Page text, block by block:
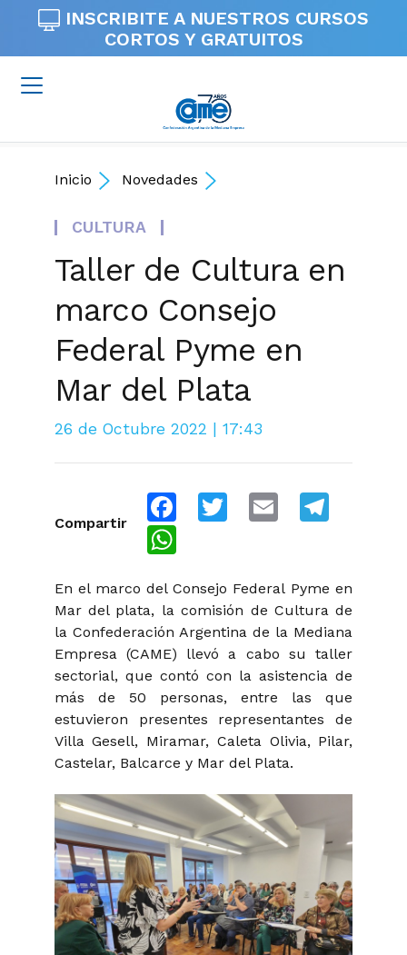
INSCRIBITE A NUESTROS CURSOS
CORTOS Y GRATUITOS
Inicio Novedades
CULTURA
Taller de Cultura en
marco Consejo
Federal Pyme en
Mar del Plata
26 de Octubre 2022 | 17:43
Compartir
FacebookTwitter Email
En el marco del Consejo Federal Pyme en
Mar del plata, la comisión de Cultura de
la Confederación Argentina de la Mediana
Empresa (CAME) llevó a cabo su taller
sectorial, que contó con la asistencia de
más de 50 personas, entre las que
estuvieron presentes representantes de
Villa Gesell, Miramar, Caleta Olivia, Pilar,
Castelar, Balcarce y Mar del Plata.